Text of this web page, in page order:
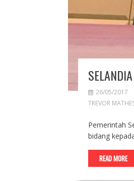
26/05/2017
TREVOR
Pemerintah
bidang
READ MORE